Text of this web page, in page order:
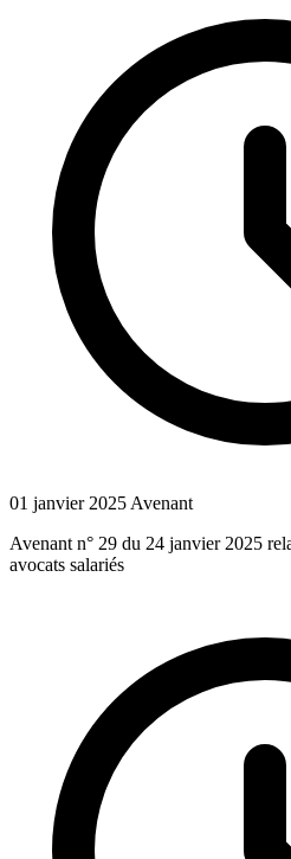
01 janvier 2025 Avenant
Avenant n° 29 du 24 janvier 2025
avocats salariés